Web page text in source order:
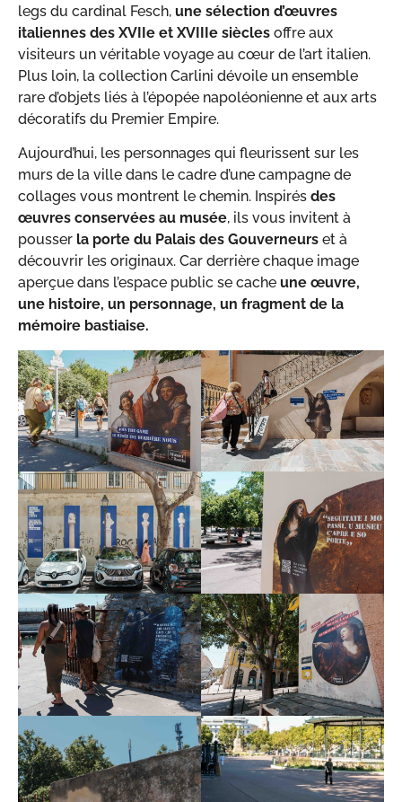
legs du cardinal Fesch, une sélection d’œuvres
italiennes des XVIIe et XVIIIe siècles offre aux
visiteurs un véritable voyage au cœur de l’art italien.
Plus loin, la collection Carlini dévoile un ensemble
rare d’objets liés à l’épopée napoléonienne et aux arts
décoratifs du Premier Empire.
Aujourd’hui, les personnages qui fleurissent sur les
murs de la ville dans le cadre d’une campagne de
collages vous montrent le chemin. Inspirés des
œuvres conservées au musée, ils vous invitent à
pousser la porte du Palais des Gouverneurs et à
découvrir les originaux. Car derrière chaque image
aperçue dans l’espace public se cache une œuvre,
une histoire, un personnage, un fragment de la
mémoire bastiaise.